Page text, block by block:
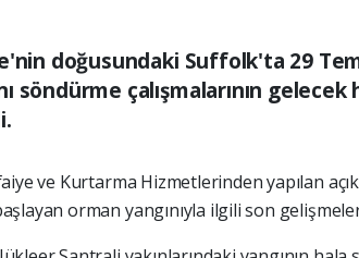
doğusundaki Suffolk'ta 29
söndürme çalışmalarının
ve Kurtarma Hizmetlerinden yapılan
orman yangınıyla ilgili son gelişmeler